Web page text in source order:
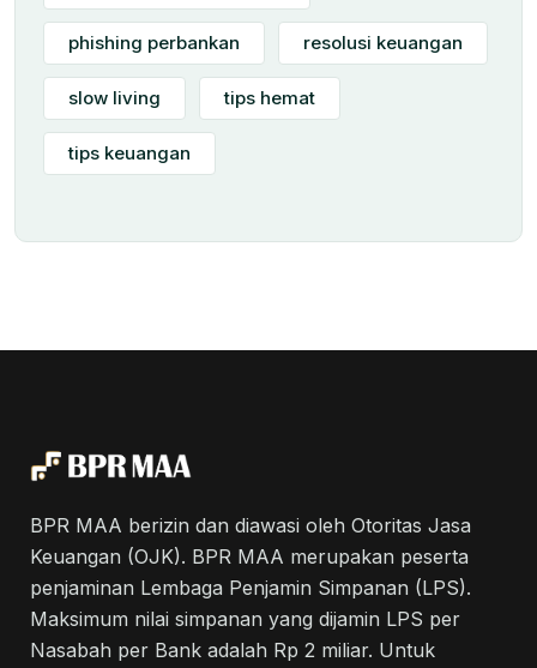
phishing perbankan resolusi keuangan
slow living tips hemat
tips keuangan
BPR MAA berizin dan diawasi oleh Otoritas Jasa
Keuangan (OJK). BPR MAA merupakan peserta
penjaminan Lembaga Penjamin Simpanan (LPS).
Maksimum nilai simpanan yang dijamin LPS per
Nasabah per Bank adalah Rp 2 miliar. Untuk